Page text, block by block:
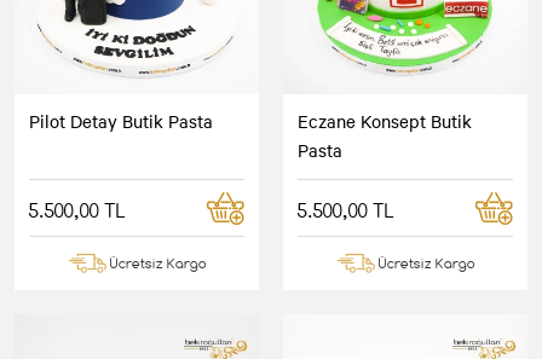
Pilot Detay Butik Pasta
5.500,00 TL
Ücretsiz Kargo
Eczane Konsept Butik
Pasta
5.500,00 TL
Ücretsiz Kargo